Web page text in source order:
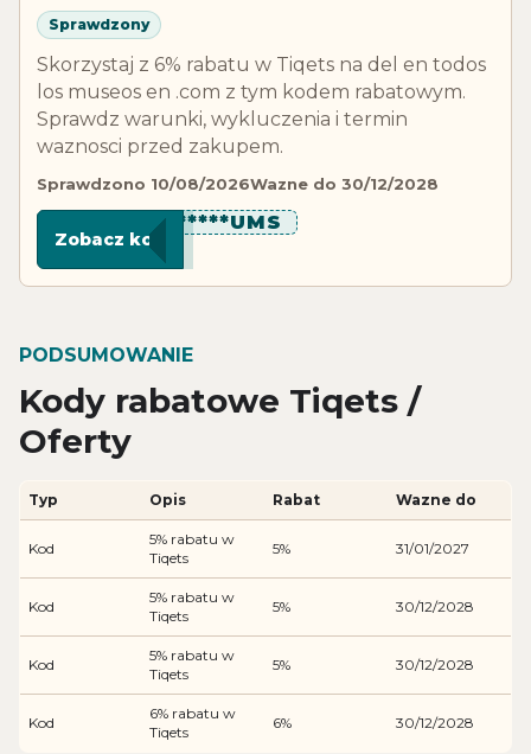
Sprawdzony
Skorzystaj z 6% rabatu w Tiqets na del en todos
los museos en .com z tym kodem rabatowym.
Sprawdz warunki, wykluczenia i termin
waznosci przed zakupem.
Sprawdzono 10/08/2026Wazne do 30/12/2028
**********UMS
Zobacz kod
PODSUMOWANIE
Kody rabatowe Tiqets /
Oferty
Typ Opis Rabat Wazne do
Kod
5% rabatu w
Tiqets
5% 31/01/2027
Kod
5% rabatu w
Tiqets
5% 30/12/2028
Kod
5% rabatu w
Tiqets
5% 30/12/2028
Kod
6% rabatu w
Tiqets
6% 30/12/2028